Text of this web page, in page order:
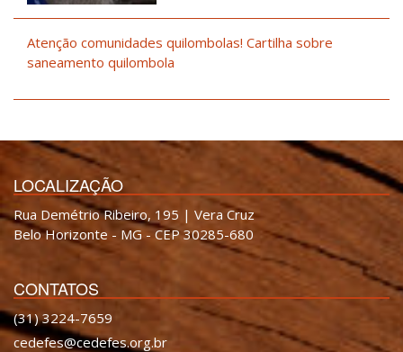
Atenção comunidades quilombolas! Cartilha sobre
saneamento quilombola
LOCALIZAÇÃO
Rua Demétrio Ribeiro, 195 | Vera Cruz
Belo Horizonte - MG - CEP 30285-680
CONTATOS
(31) 3224-7659
cedefes@cedefes.org.br